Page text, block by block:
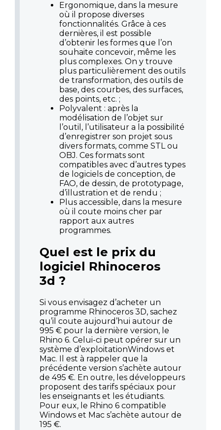
Ergonomique, dans la mesure
où il propose diverses
fonctionnalités. Grâce à ces
dernières, il est possible
d’obtenir les formes que l’on
souhaite concevoir, même les
plus complexes. On y trouve
plus particulièrement des outils
de transformation, des outils de
base, des courbes, des surfaces,
des points, etc. ;
Polyvalent : après la
modélisation de l’objet sur
l’outil, l’utilisateur a la possibilité
d’enregistrer son projet sous
divers formats, comme STL ou
OBJ. Ces formats sont
compatibles avec d’autres types
de logiciels de conception, de
FAO, de dessin, de prototypage,
d’illustration et de rendu ;
Plus accessible, dans la mesure
où il coute moins cher par
rapport aux autres
programmes.
Quel est le prix du
logiciel Rhinoceros
3d ?
Si vous envisagez d’acheter un
programme Rhinoceros 3D, sachez
qu’il coute aujourd’hui autour de
995 € pour la dernière version, le
Rhino 6. Celui-ci peut opérer sur un
système d’exploitationWindows et
Mac. Il est à rappeler que la
précédente version s’achète autour
de 495 €. En outre, les développeurs
proposent des tarifs spéciaux pour
les enseignants et les étudiants.
Pour eux, le Rhino 6 compatible
Windows et Mac s’achète autour de
195 €.